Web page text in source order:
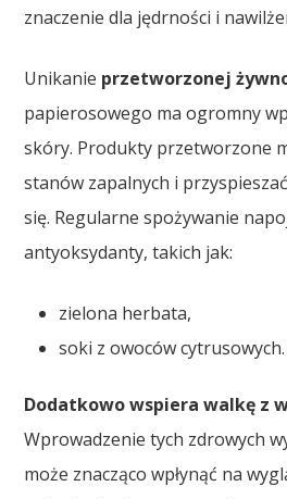
znaczenie dla jędrności i
Unikanie przetworzonej
papierosowego ma ogromny
skóry. Produkty przetworzone
stanów zapalnych i
się. Regularne spożywanie
antyoksydanty, takich jak:
zielona herbata,
soki z owoców cytrusowych.
Dodatkowo wspiera walkę z
Wprowadzenie tych zdrowych
może znacząco wpłynąć na